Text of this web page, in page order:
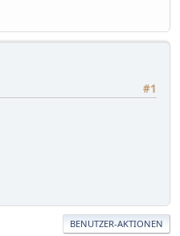
#1
BENUTZER-AKTIONEN